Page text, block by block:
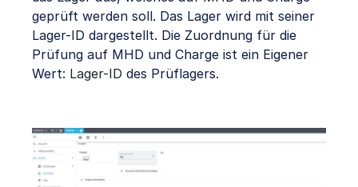
geprüft werden soll. Das Lager wird mit seiner
Lager-ID dargestellt. Die Zuordnung für die
Prüfung auf MHD und Charge ist ein Eigener
Wert: Lager-ID des Prüflagers.